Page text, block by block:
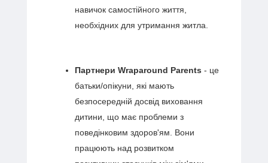
навичок самостійного життя,
необхідних для утримання житла.
Партнери Wraparound Parents - це
батьки/опікуни, які мають
безпосередній досвід виховання
дитини, що має проблеми з
поведінковим здоров'ям. Вони
працюють над розвитком